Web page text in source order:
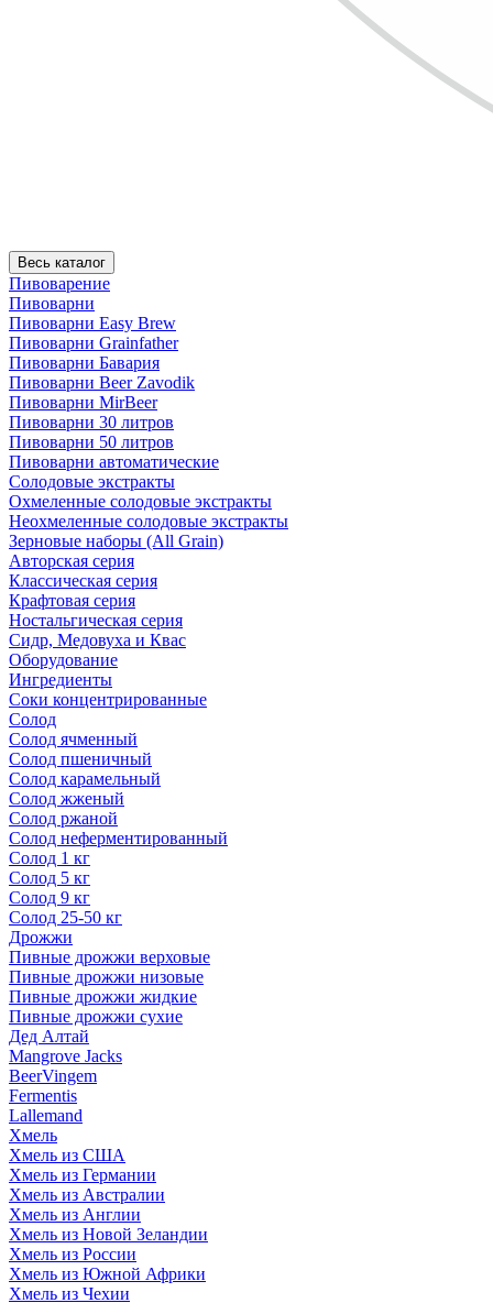
Весь каталог
Пивоварение
Пивоварни
Пивоварни Easy Brew
Пивоварни Grainfather
Пивоварни Бавария
Пивоварни Beer Zavodik
Пивоварни MirBeer
Пивоварни 30 литров
Пивоварни 50 литров
Пивоварни автоматические
Солодовые экстракты
Охмеленные солодовые экстракты
Неохмеленные солодовые экстракты
Зерновые наборы (All Grain)
Авторская серия
Классическая серия
Крафтовая серия
Ностальгическая серия
Сидр, Медовуха и Квас
Оборудование
Ингредиенты
Соки концентрированные
Солод
Солод ячменный
Солод пшеничный
Солод карамельный
Солод жженый
Солод ржаной
Солод неферментированный
Солод 1 кг
Солод 5 кг
Солод 9 кг
Солод 25-50 кг
Дрожжи
Пивные дрожжи верховые
Пивные дрожжи низовые
Пивные дрожжи жидкие
Пивные дрожжи сухие
Дед Алтай
Mangrove Jacks
BeerVingem
Fermentis
Lallemand
Хмель
Хмель из США
Хмель из Германии
Хмель из Австралии
Хмель из Англии
Хмель из Новой Зеландии
Хмель из России
Хмель из Южной Африки
Хмель из Чехии